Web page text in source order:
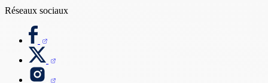
Réseaux sociaux